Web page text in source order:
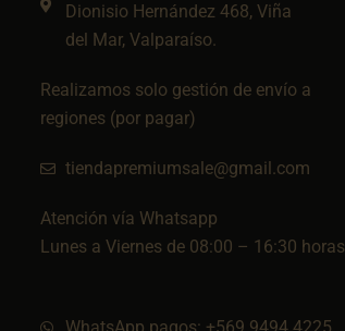
Dionisio Hernández 468, Viña
del Mar, Valparaíso.
Realizamos solo gestión de envío a
regiones (por pagar)
tiendapremiumsale@gmail.com
Atención vía Whatsapp
Lunes a Viernes de 08:00 – 16:30 horas